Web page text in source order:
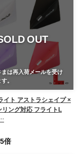
OUT
は再入荷メールを受け
。
イト アストラシェイプ ×
リング対応 フライトL
倍